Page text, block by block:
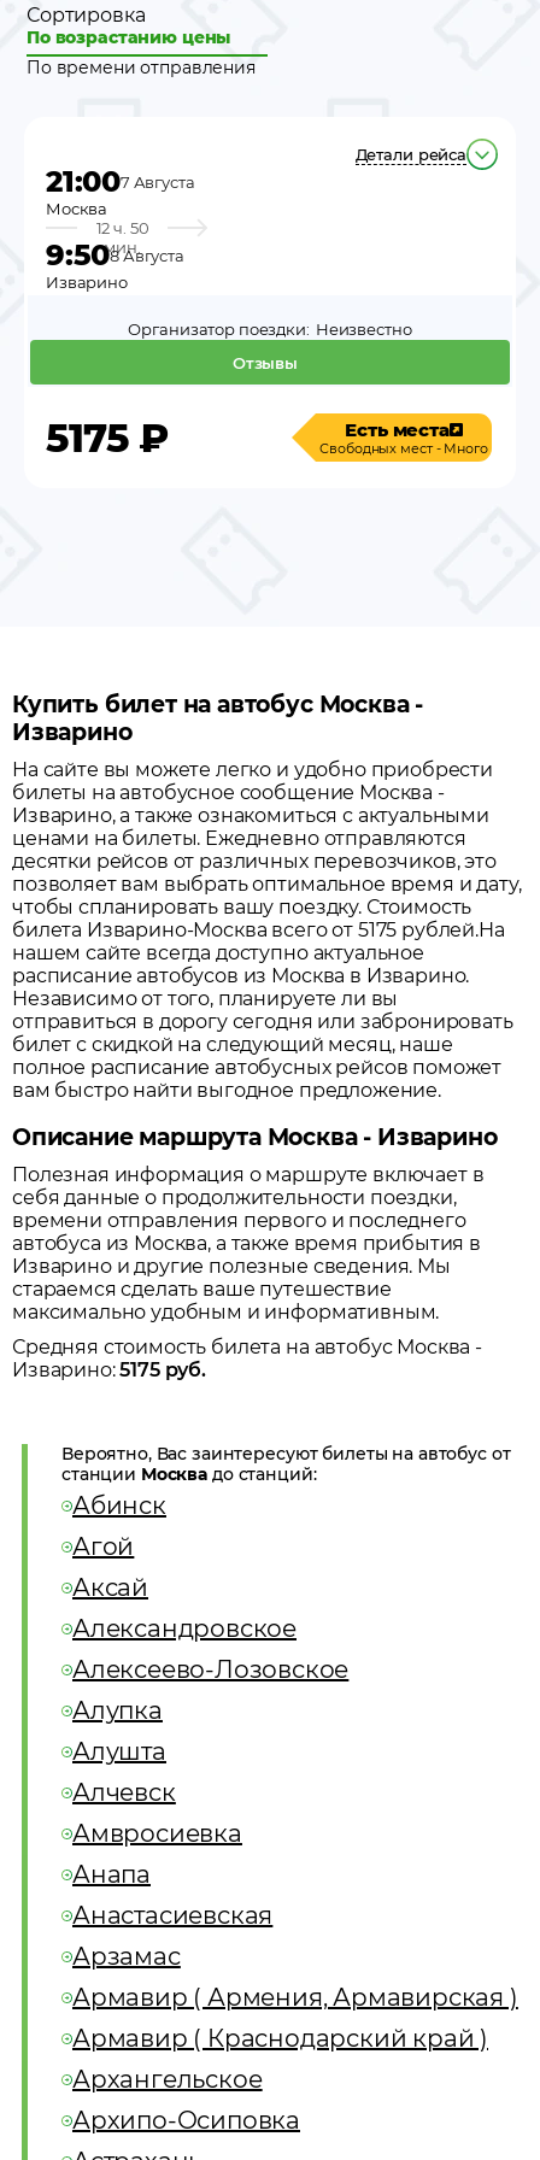
Сортировка
По возрастанию цены
По времени отправления
Детали рейса
21:007 Августа
Москва
12 ч. 50
мин.
9:508 Августа
Изварино
Отзывы
Организатор поездки: Неизвестно
5175₽ Есть места
Свободных мест - Много
Купить билет на автобус Москва -
Изварино
На сайте вы можете легко и удобно приобрести
билеты на автобусное сообщение Москва -
Изварино, а также ознакомиться с актуальными
ценами на билеты. Ежедневно отправляются
десятки рейсов от различных перевозчиков, это
позволяет вам выбрать оптимальное время и дату,
чтобы спланировать вашу поездку. Стоимость
билета Изварино-Москва всего от 5175 рублей.На
нашем сайте всегда доступно актуальное
расписание автобусов из Москва в Изварино.
Независимо от того, планируете ли вы
отправиться в дорогу сегодня или забронировать
билет с скидкой на следующий месяц, наше
полное расписание автобусных рейсов поможет
вам быстро найти выгодное предложение.
Описание маршрута Москва - Изварино
Полезная информация о маршруте включает в
себя данные о продолжительности поездки,
времени отправления первого и последнего
автобуса из Москва, а также время прибытия в
Изваринои другие полезные сведения. Мы
стараемся сделать ваше путешествие
максимально удобным и информативным.
Средняя стоимость билета на автобус Москва -
Изварино: 5175руб.
Вероятно, Вас заинтересуют билеты на автобус от
станции Москва до станций:
Абинск
Агой
Аксай
Александровское
Алексеево-Лозовское
Алупка
Алушта
Алчевск
Амвросиевка
Анапа
Анастасиевская
Арзамас
Армавир ( Армения, Армавирская )
Армавир ( Краснодарский край )
Архангельское
Архипо-Осиповка